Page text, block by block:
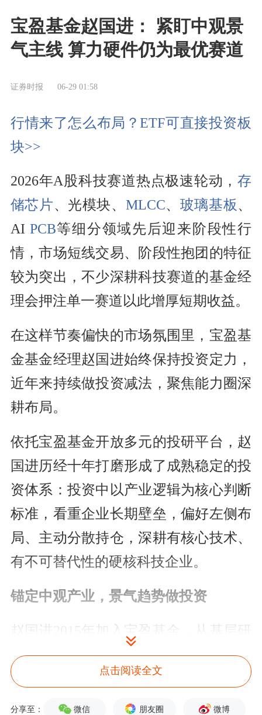
宝盈基金赵国进： 紧盯中观景
气主线 算力硬件仍为最优赛道
证券时报 06-29 01:58
行情来了怎么布局？ETF可直接投资板
块>>
2026年A股科技赛道热点极速轮动，存
储芯片、光模块、 MLCC、 玻璃基板、
AI PCB等细分领域先后迎来阶段性行
情，市场短线交易、阶段性抱团的特征
较为突出，不少深耕科技赛道的基金经
理会押注单一赛道以此增厚短期收益。
在这样节奏偏快的市场氛围里，宝盈基
金基金经理赵国进始终保持投资定力，
近年来持续做投资减法，聚焦能力圈深
耕布局。
依托宝盈基金开放多元的投研平台，赵
国进历经十年打磨形成了成熟稳定的投
资体系：投资中以产业逻辑为核心判断
标准，看重企业长期壁垒，偏好左侧布
局、主动分散持仓，深耕有核心技术、
有不可替代性的硬核科技企业。
锚定中观产业，景气趋势做投资
赵国进2015年加入宝盈基金，从基层研
究员成长为资深基金经理，拥有近十年
公募生涯，他坦言自己能够完整打磨并
坚守专属投资风格，离不开宝盈基金开
点击阅读全文
分享至： 微信 朋友圈 微博